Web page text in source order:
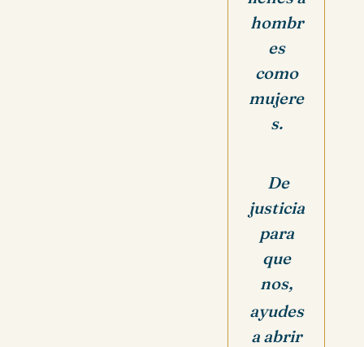
hombr
es
como
mujere
s.
De
justicia
para
que
nos,
ayudes
a abrir